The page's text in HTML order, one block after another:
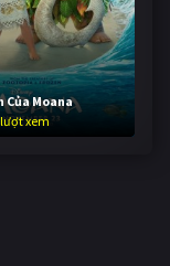
Của Moana
xem